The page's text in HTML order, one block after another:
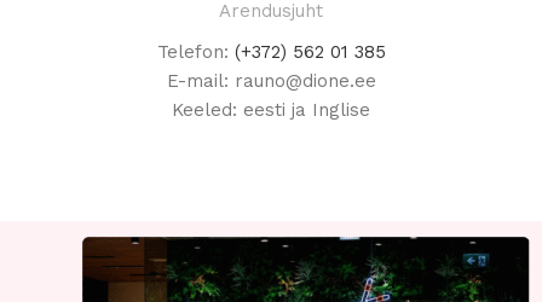
Arendusjuht
Telefon: (+372) 562 01 385
E-mail: rauno@dione.ee
Keeled: eesti ja Inglise